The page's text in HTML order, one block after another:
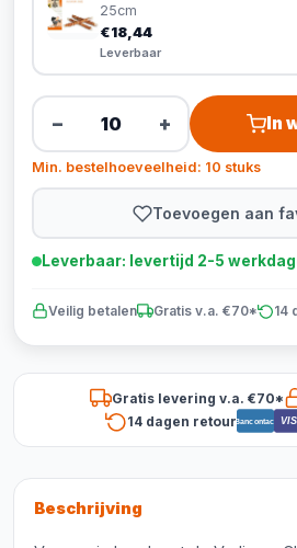
25cm
€18,44
Leverbaar
− + In
Min. bestelhoeveelheid: 10 stuks
Toevoegen aan
Leverbaar: levertijd 2-5
Veilig betalen Gratis v.a. €70* 14
Gratis levering v.a. €70*
14 dagen retourBancontact
Beschrijving